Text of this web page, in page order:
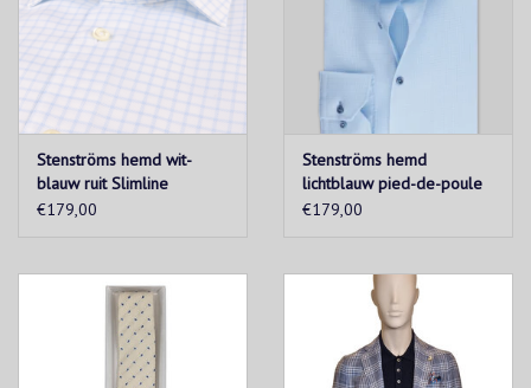
Stenströms hemd wit-
blauw ruit Slimline
€179,00
Stenströms hemd
lichtblauw pied-de-poule
Slimline
€179,00